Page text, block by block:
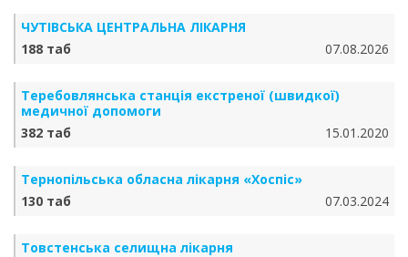
ЧУТІВСЬКА ЦЕНТРАЛЬНА ЛІКАРНЯ
188 таб
07.08.2026
Теребовлянська станція екстреної (швидкої)
медичної допомоги
382 таб
15.01.2020
Тернопільська обласна лікарня «Хоспіс»
130 таб
07.03.2024
Товстенська селищна лікарня